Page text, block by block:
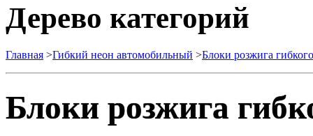
Дерево категорий
Главная >Гибкий неон автомобильный >Блоки розжига
Блоки розжига